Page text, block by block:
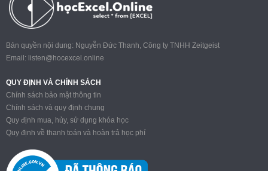
MOS
Power BI
Bản quyền nội dung: Nguyễn Đức Thanh, Công ty TNHH Zeitgeist
Email: listen@hocexcel.online
QUY ĐỊNH VÀ CHÍNH SÁCH
Chính sách bảo mật thông tin
Chính sách và quy định chung
Quy định mua, hủy, sử dụng khóa học
Quy định về thanh toán và hoàn trả học phí